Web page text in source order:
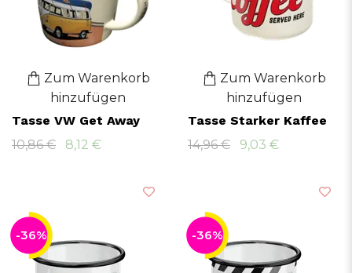
Zum Warenkorb
hinzufügen
Tasse VW Get Away
10,86 €
8,12 €
Zum Warenkorb
hinzufügen
Tasse Starker Kaffee
14,96 €
9,03 €
-36% -36%